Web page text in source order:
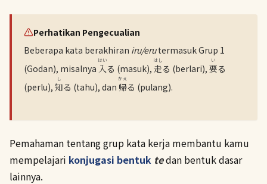
Perhatikan Pengecualian
Beberapa kata berakhiran iru/erutermasuk Grup 1
(Godan), misalnya 入
はい
る (masuk), 走
はし
る (berlari), 要
い
る
(perlu), 知
し
る (tahu), dan 帰
かえ
る (pulang).
Pemahaman tentang grup kata kerja membantu kamu
mempelajari konjugasi bentuk tedan bentuk dasar
lainnya.